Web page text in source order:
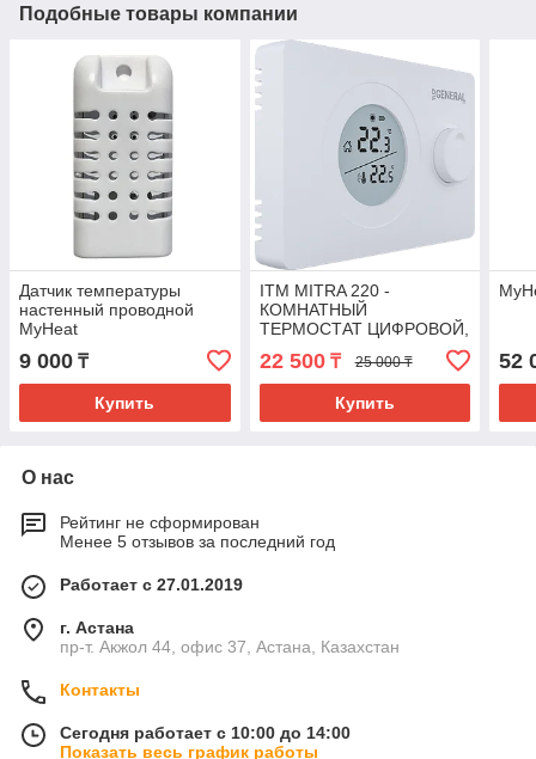
Подобные товары компании
Датчик температуры
настенный проводной
MyHeat
9 000 ₸
Купить
ITM MITRA 220 -
КОМНАТНЫЙ
ТЕРМОСТАТ ЦИФРОВОЙ,
22 500₸ 25 000 ₸
Купить
52
О нас
Рейтинг не сформирован
Менее 5 отзывов за последний год
Работает с 27.01.2019
г. Астана
пр-т. Акжол 44, офис 37, Астана, Казахстан
Контакты
Сегодня работает с 10:00 до 14:00
Показать весь график работы